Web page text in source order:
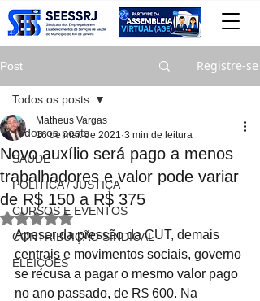
Post Registre-se
Todos os posts
SAÚDE
POLITICA / JUSTIÇA
CURSOS E EVENTOS
CONTRIBUIÇÃO SINDICAL
ELEIÇÕES
Todos os posts
Novo auxílio será pago a menos
trabalhadores e valor pode variar
de R$ 150 a R$ 375
Matheus Vargas
16 de mar. de 2021 3 min de leitura
Avaliado com NaN de 5 estrelas.
Apesar da pressão da CUT, demais
centrais e movimentos sociais, governo
se recusa a pagar o mesmo valor pago
no ano passado, de R$ 600. Na